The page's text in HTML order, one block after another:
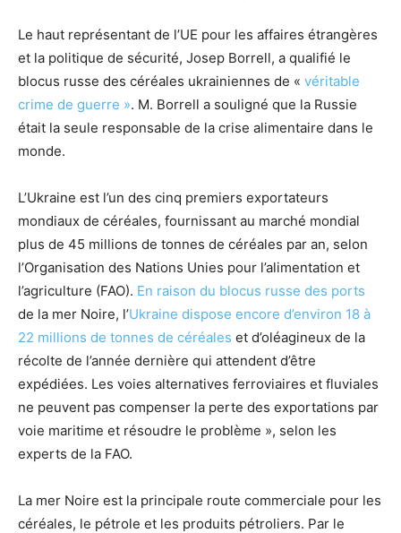
Le haut représentant de l’UE pour les affaires étrangères
et la politique de sécurité, Josep Borrell, a qualifié le
blocus russe des céréales ukrainiennes de « véritable
crime de guerre ». M. Borrell a souligné que la Russie
était la seule responsable de la crise alimentaire dans le
monde.
L’Ukraine est l’un des cinq premiers exportateurs
mondiaux de céréales, fournissant au marché mondial
plus de 45 millions de tonnes de céréales par an, selon
l’Organisation des Nations Unies pour l’alimentation et
l’agriculture (FAO). En raison du blocus russe des ports
de la mer Noire, l’Ukraine dispose encore d’environ 18 à
22 millions de tonnes de céréales et d’oléagineux de la
récolte de l’année dernière qui attendent d’être
expédiées. Les voies alternatives ferroviaires et fluviales
ne peuvent pas compenser la perte des exportations par
voie maritime et résoudre le problème », selon les
experts de la FAO.
La mer Noire est la principale route commerciale pour les
céréales, le pétrole et les produits pétroliers. Par le